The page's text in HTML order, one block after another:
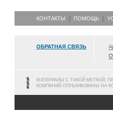
КОНТАКТЫ ПОМОЩЬ
ОБРАТНАЯ СВЯЗЬ
О
МАТЕРИАЛЫ С ТАКОЙ МЕТКОЙ,
КОМПАНИЙ ОПУБЛИКОВАНЫ НА